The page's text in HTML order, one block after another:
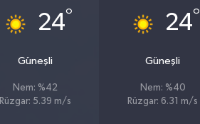
24°
Güneşli
Nem: %42
Rüzgar: 5.39 m/s
24°
Güneşli
Nem: %40
Rüzgar: 6.31 m/s